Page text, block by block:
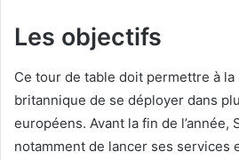
Les objectifs
Ce tour de table doit permettre à la
britannique de se déployer dans
européens. Avant la fin de l’année,
notamment de lancer ses services